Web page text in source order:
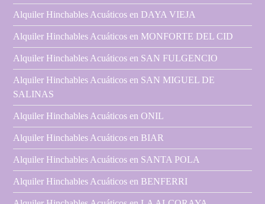
Alquiler Hinchables Acuáticos en DAYA VIEJA
Alquiler Hinchables Acuáticos en MONFORTE DEL CID
Alquiler Hinchables Acuáticos en SAN FULGENCIO
Alquiler Hinchables Acuáticos en SAN MIGUEL DE
SALINAS
Alquiler Hinchables Acuáticos en ONIL
Alquiler Hinchables Acuáticos en BIAR
Alquiler Hinchables Acuáticos en SANTA POLA
Alquiler Hinchables Acuáticos en BENFERRI